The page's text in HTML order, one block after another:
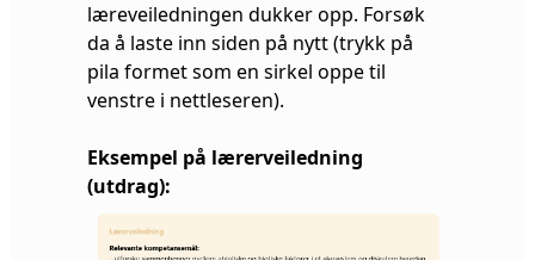
læreveiledningen dukker opp. Forsøk
da å laste inn siden på nytt (trykk på
pila formet som en sirkel oppe til
venstre i nettleseren).
Eksempel på lærerveiledning
(utdrag):